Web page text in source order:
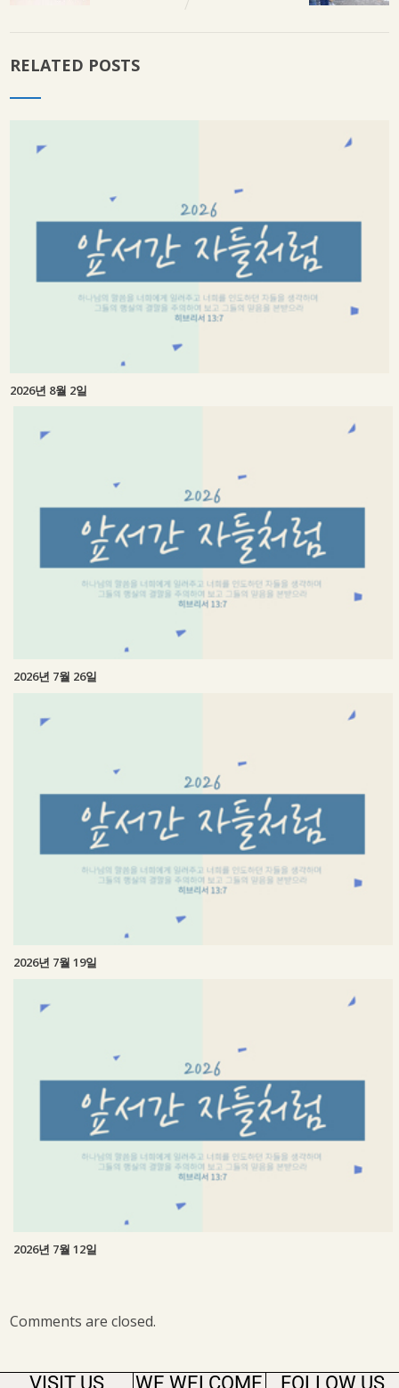
RELATED POSTS
2026년 8월 2일
2026년 7월 26일
2026년 7월 19일
2026년 7월 12일
Comments are closed.
VISIT US WE WELCOME FOLLOW US